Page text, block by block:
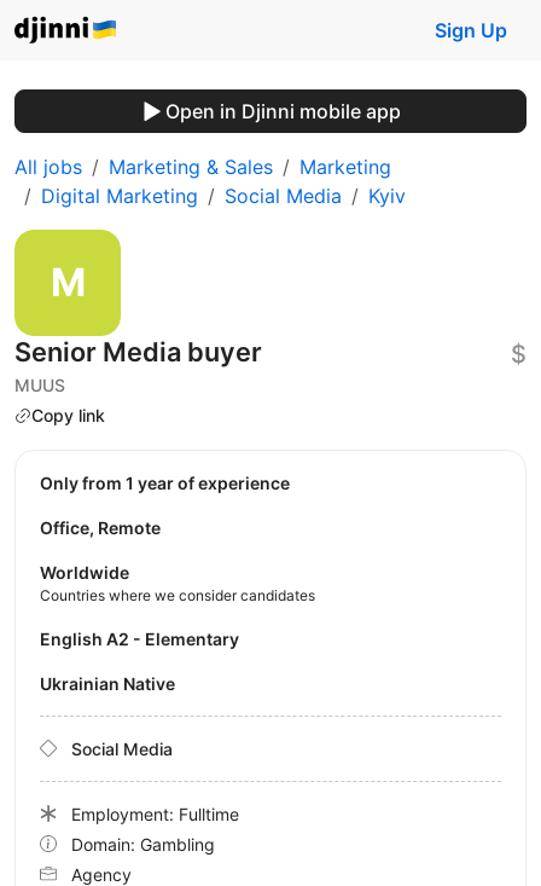
Sign Up
Open in Djinni mobile app
All jobs Marketing & Sales
Marketing
Digital Marketing
Social Media Kyiv
Senior Media buyer
MUUS
Copy link
$
Only from 1 year of experience
Office, Remote
Worldwide
Countries where we consider candidates
English A2 - Elementary
Ukrainian Native
Social Media
Employment: Fulltime
Domain: Gambling
Agency